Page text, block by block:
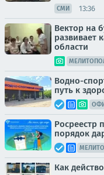
СМИ 13:36
Вектор на
развивает
области
Водно-
путь к
Росреестр
порядок
Как